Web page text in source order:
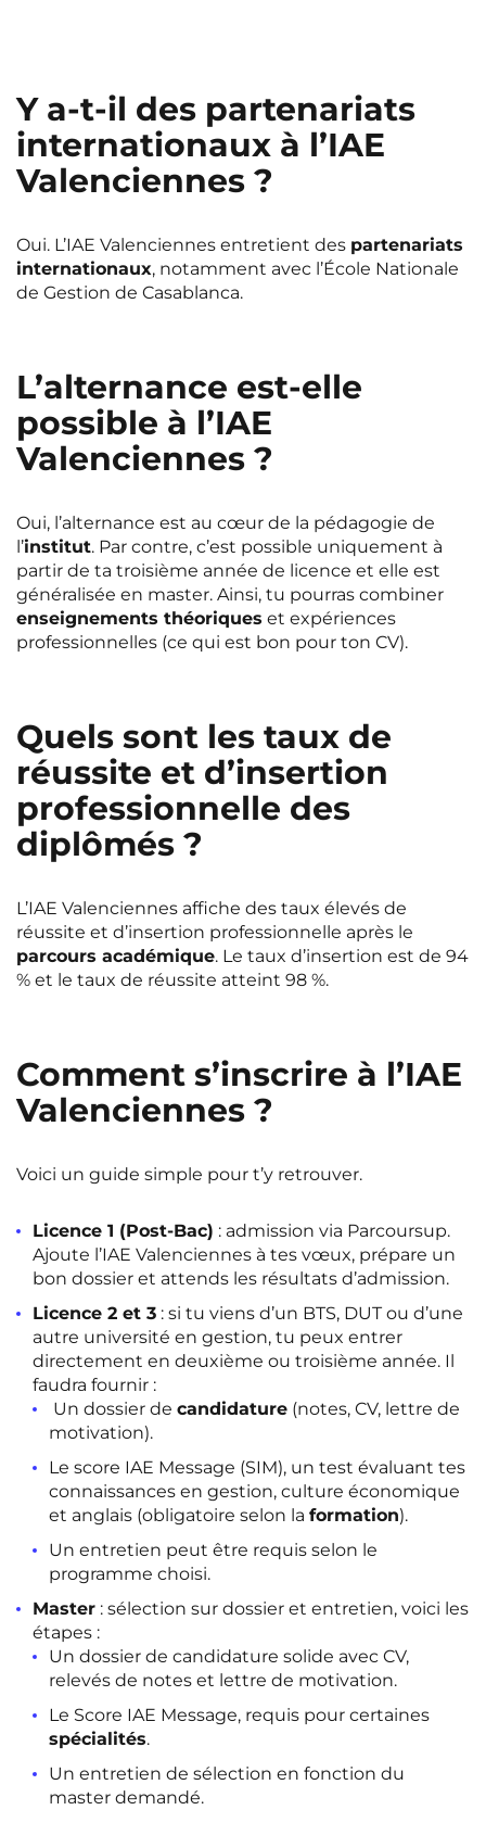
Valenciennes
Villejuif Villeneuve-d'Ascq
Y a-t-il des partenariats
internationaux à l’IAE
Valenciennes ?
Oui. L’IAE Valenciennes entretient des partenariats
internationaux, notamment avec l’École Nationale
de Gestion de Casablanca.
L’alternance est-elle
possible à l’IAE
Valenciennes ?
Oui, l’alternance est au cœur de la pédagogie de
l’institut. Par contre, c’est possible uniquement à
partir de ta troisième année de licence et elle est
généralisée en master. Ainsi, tu pourras combiner
enseignements théoriques et expériences
professionnelles (ce qui est bon pour ton CV).
Quels sont les taux de
réussite et d’insertion
professionnelle des
diplômés ?
L’IAE Valenciennes affiche des taux élevés de
réussite et d’insertion professionnelle après le
parcours académique. Le taux d’insertion est de 94
% et le taux de réussite atteint 98 %.
Comment s’inscrire à l’IAE
Valenciennes ?
Voici un guide simple pour t’y retrouver.
Licence 1 (Post-Bac) : admission via Parcoursup.
Ajoute l’IAE Valenciennes à tes vœux, prépare un
bon dossier et attends les résultats d’admission.
Licence 2 et 3 : si tu viens d’un BTS, DUT ou d’une
autre université en gestion, tu peux entrer
directement en deuxième ou troisième année. Il
faudra fournir :
Un dossier de candidature (notes, CV, lettre de
motivation).
Le score IAE Message (SIM), un test évaluant tes
connaissances en gestion, culture économique
et anglais (obligatoire selon la formation).
Un entretien peut être requis selon le
programme choisi.
Master : sélection sur dossier et entretien, voici les
étapes :
Un dossier de candidature solide avec CV,
relevés de notes et lettre de motivation.
Le Score IAE Message, requis pour certaines
spécialités.
Un entretien de sélection en fonction du
master demandé.